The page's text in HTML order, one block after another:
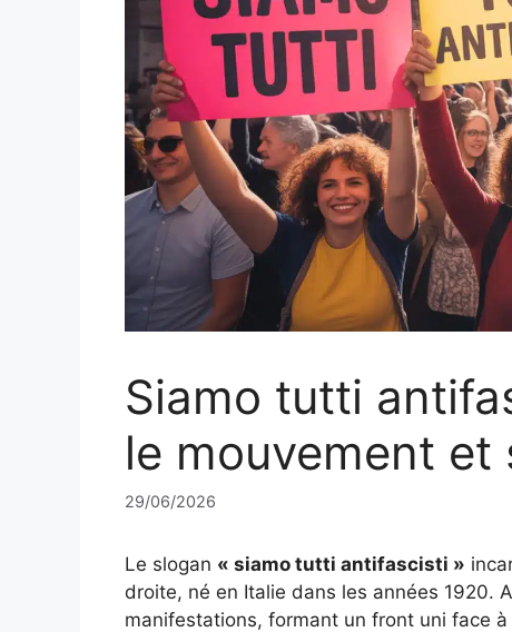
Siamo tutti
le mouvement et
29/06/2026
Le slogan « siamo tutti antifascisti »
droite, né en Italie dans les années 1920.
manifestations, formant un front uni face